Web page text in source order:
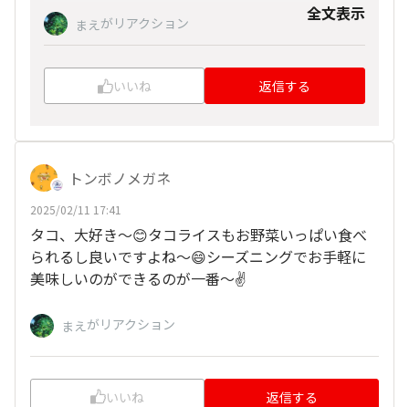
まえ がリアクション 全文表示
いいね 返信する
トンボノメガネ
2025/02/11 17:41
タコ、大好き〜😊タコライスもお野菜いっぱい食べ
られるし良いですよね～😄シーズニングでお手軽に
美味しいのができるのが一番〜✌️
まえ がリアクション
いいね 返信する